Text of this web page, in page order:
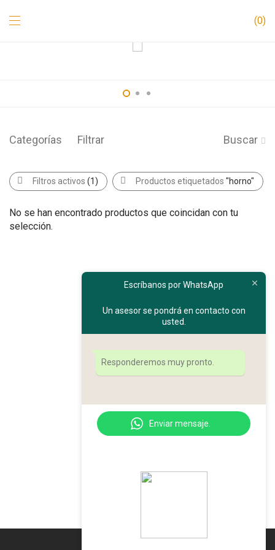
0
Categorías Filtrar Buscar
Filtros activos (1) Productos etiquetados "horno"
No se han encontrado productos que coincidan con tu
selección.
Escríbanos por WhatsApp
Un asesor se pondrá en contacto con
usted.
Responderemos muy pronto.
Enviar mensaje.